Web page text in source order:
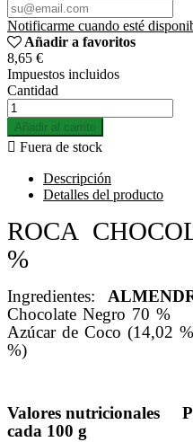
Notificarme cuando esté
Añadir a favoritos
8,65 €
Impuestos incluidos
Cantidad
Añadir al carrito
 Fuera de stock
Descripción
Detalles del producto
ROCA
%
Ingredientes:
Chocolate Negro 70 %
Azúcar de Coco (14,02
%)
Valores nutricionales
cada 100 g